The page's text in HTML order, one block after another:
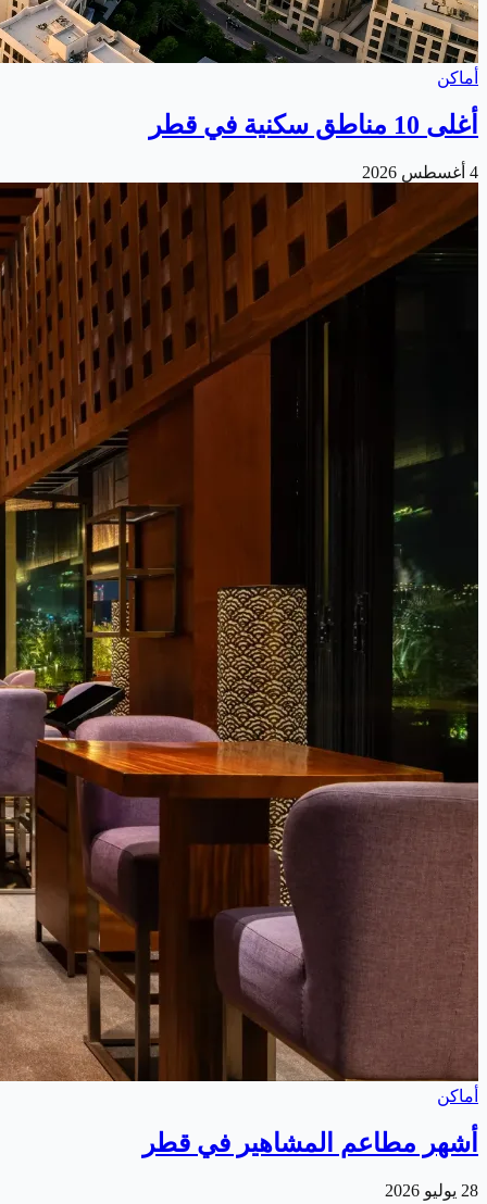
أماكن
أغلى 10 مناطق سكنية في قطر
4 أغسطس 2026
أماكن
أشهر مطاعم المشاهير في قطر
28 يوليو 2026